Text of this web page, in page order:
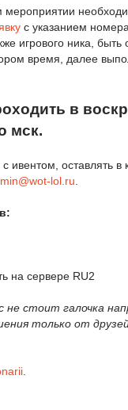
мероприятии
с указанием
игрового ника, быть
время, далее
в
мск.
ивентом, оставлять в
lol.ru
на сервере RU2
не стоит галочка
только от